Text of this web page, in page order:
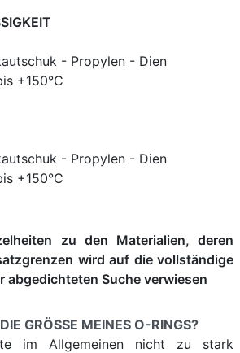
- Propylen - Dien
+150°C
- Propylen - Dien
+150°C
zu den Materialien, deren
wird auf die vollständige
abgedichteten Suche verwiesen
GRÖSSE MEINES O-RINGS?
im Allgemeinen nicht zu stark